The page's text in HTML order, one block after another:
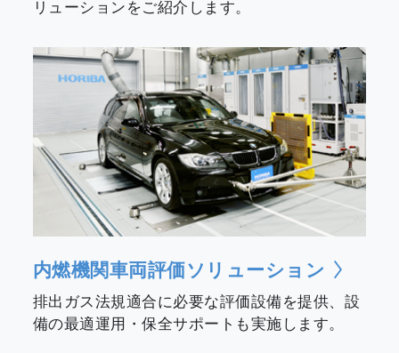
リューションをご紹介します。
内燃機関車両評価ソリューション
排出ガス法規適合に必要な評価設備を提供、設
備の最適運用・保全サポートも実施します。